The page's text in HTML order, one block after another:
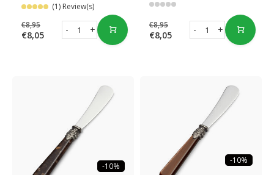
(1) Review(s)
€8,95
€8,05 +
- €8,95
€8,05 +
-
-10%
-10%